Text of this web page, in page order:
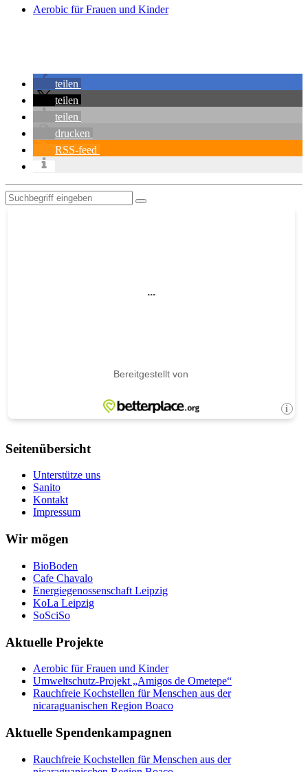
Aerobic für Frauen und Kinder
teilen
teilen
teilen
drucken
RSS-feed
Seitenübersicht
Unterstütze uns
Sanito
Kontakt
Impressum
Wir mögen
BioBoden
Cafe Chavalo
Energiegenossenschaft Leipzig
KoLa Leipzig
SoSciSo
Aktuelle Projekte
Aerobic für Frauen und Kinder
Umweltschutz-Projekt „Amigos de Ometepe“
Rauchfreie Kochstellen für Menschen aus der
nicaraguanischen Region Boaco
Aktuelle Spendenkampagnen
Rauchfreie Kochstellen für Menschen aus der